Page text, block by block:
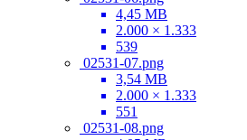
4,45 MB
2.000 × 1.333
539
02531-07.png
3,54 MB
2.000 × 1.333
551
02531-08.png